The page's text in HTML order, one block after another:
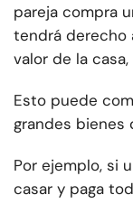
pareja compra
tendrá derecho
valor de la
Esto puede
grandes bienes
Por ejemplo, si
casar y paga